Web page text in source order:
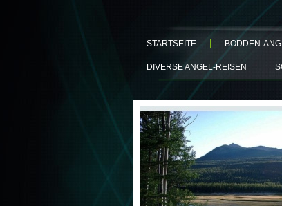
STARTSEITE BODDEN-
DIVERSE ANGEL-REISEN